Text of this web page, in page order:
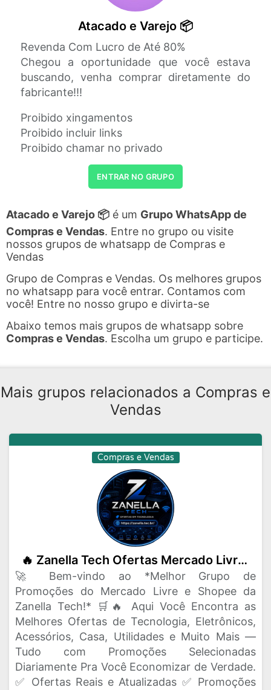
Atacado e Varejo 📦
Revenda Com Lucro de Até 80%
Chegou a oportunidade que você estava
buscando, venha comprar diretamente do
fabricante!!!
Proibido xingamentos
Proibido incluir links
Proibido chamar no privado
ENTRAR NO GRUPO
Atacado e Varejo 📦 é um Grupo WhatsApp de
Compras e Vendas. Entre no grupo ou visite
nossos grupos de whatsapp de Compras e
Vendas
Grupo de Compras e Vendas. Os melhores grupos
no whatsapp para você entrar. Contamos com
você! Entre no nosso grupo e divirta-se
Abaixo temos mais grupos de whatsapp sobre
Compras e Vendas. Escolha um grupo e participe.
Mais grupos relacionados a Compras e
Vendas
Compras e Vendas
🔥 Zanella Tech Ofertas Mercado Livre e Shopee 🔥
🚀 Bem-vindo ao *Melhor Grupo de
Promoções do Mercado Livre e Shopee da
Zanella Tech!* 🛒🔥 Aqui Você Encontra as
Melhores Ofertas de Tecnologia, Eletrônicos,
Acessórios, Casa, Utilidades e Muito Mais —
Tudo com Promoções Selecionadas
Diariamente Pra Você Economizar de Verdade.
✅ Ofertas Reais e Atualizadas ✅ Promoções